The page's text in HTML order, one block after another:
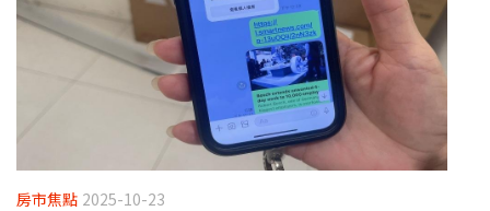
房市焦點 2025-10-23